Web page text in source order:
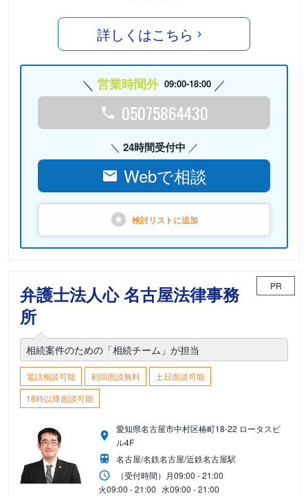
詳しくはこちら
営業時間外 09:00-18:00
05075864430
24時間受付中
Webで相談
検討リストに追加
弁護士法人心 名古屋法律事務
所
PR
相続案件のための「相続チーム」が担当
電話相談可能 初回面談無料
土日面談可能
18時以降面談可能
愛知県名古屋市中村区椿町18-22 ロータスビ
ル4F
名古屋/名鉄名古屋/近鉄名古屋駅
（受付時間） 月09:00 - 21:00
火09:00 - 21:00 水09:00 - 21:00